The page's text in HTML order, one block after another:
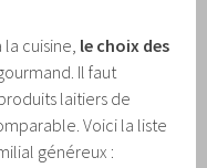
cuisine, le choix des
Il faut
laitiers de
Voici la liste
généreux :